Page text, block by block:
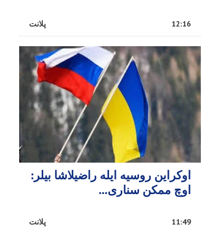
پلانت 12:16
اوکراین روسیه ایله راضیلاشا بیلر:
اوچ ممکن سناری...
پلانت 11:49